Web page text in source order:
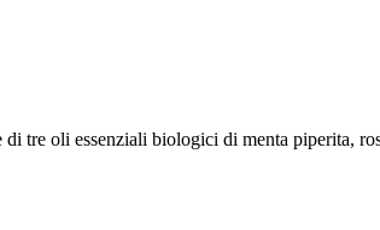
tre oli essenziali biologici di menta piperita,